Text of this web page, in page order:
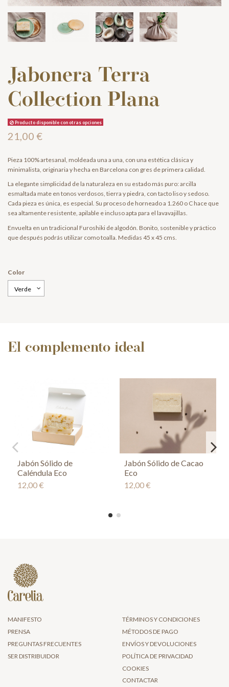
Jabonera Terra
Collection Plana
Producto disponible con otras opciones
21,00 €
Pieza 100% artesanal, moldeada una a una, con una estética clásica y
minimalista, originaria y hecha en Barcelona con gres de primera calidad.
La elegante simplicidad de la naturaleza en su estado más puro: arcilla
esmaltada mate en tonos verdosos, tierra y piedra, con tacto liso y sedoso.
Cada pieza es única, es especial. Su proceso de horneado a 1.260 o C hace que
sea altamente resistente, apilable e incluso apta para el lavavajillas.
Envuelta en un tradicional Furoshiki de algodón. Bonito, sostenible y práctico
que después podrás utilizar como toalla. Medidas 45 x 45 cms.
Color
El complemento ideal
Jabón Sólido de
Caléndula Eco
12,00 €
Jabón Sólido de Cacao
Eco
12,00 €
MANIFESTO
PRENSA
PREGUNTAS FRECUENTES
SER DISTRIBUIDOR
TÉRMINOS Y CONDICIONES
MÉTODOS DE PAGO
ENVÍOS Y DEVOLUCIONES
POLÍTICA DE PRIVACIDAD
COOKIES
CONTACTAR